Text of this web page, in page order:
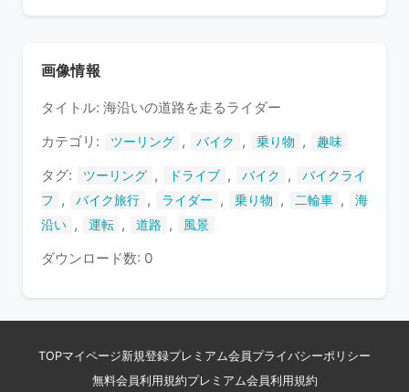
護
い
ま
画像情報
タイトル: 海沿いの道路を走るライダー
カテゴリ:
ツーリング , バイク , 乗り物 , 趣味
タグ: ツーリング , ドライブ , バイク ,
バイクライ
フ
, バイク旅行 , ライダー , 乗り物 , 二輪車 ,
海
沿い , 運転 , 道路 , 風景
ダウンロード数: 0
TOPマイページ新規登録プレミアム会員 プライバシーポリシー
無料会員利用規約プレミアム会員利用規約